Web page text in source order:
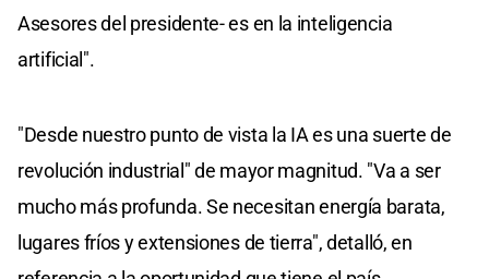
Asesores del presidente- es en la inteligencia
artificial".
"Desde nuestro punto de vista la IA es una suerte de
revolución industrial" de mayor magnitud. "Va a ser
mucho más profunda. Se necesitan energía barata,
lugares fríos y extensiones de tierra", detalló, en